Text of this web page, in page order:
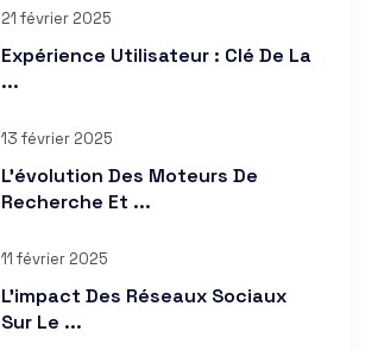
21 février 2025
Expérience Utilisateur : Clé De La
...
13 février 2025
L’évolution Des Moteurs De
Recherche Et ...
11 février 2025
L’impact Des Réseaux Sociaux
Sur Le ...